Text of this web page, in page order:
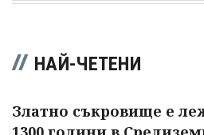
НАЙ-ЧЕТЕНИ
Златно съкровище е